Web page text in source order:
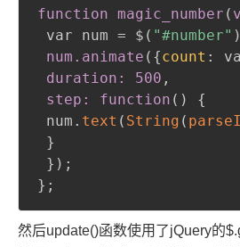
function magic_number (
var num = $ ( "#number" )
num .animate ( {count :
duration: 500 ,
step: function ( )
{
num. text ( String (
}
} ) ;
} ;
然后update()函数使用了jQuery的